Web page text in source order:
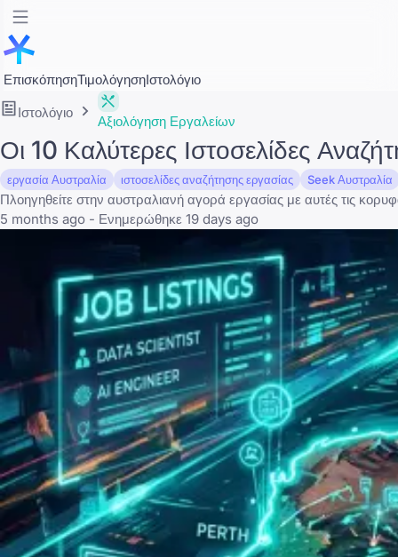
ΕπισκόπησηΤιμολόγησηΙστολόγιο
Ιστολόγιο
Αξιολόγηση Εργαλείων
Οι 10 Καλύτερες Ιστοσελίδες
εργασία Αυστραλία ιστοσελίδες αναζήτησης εργασίας Seek Αυστραλία
Πλοηγηθείτε στην αυστραλιανή αγορά εργασίας με αυτές τις
5 months ago - Ενημερώθηκε 19 days ago